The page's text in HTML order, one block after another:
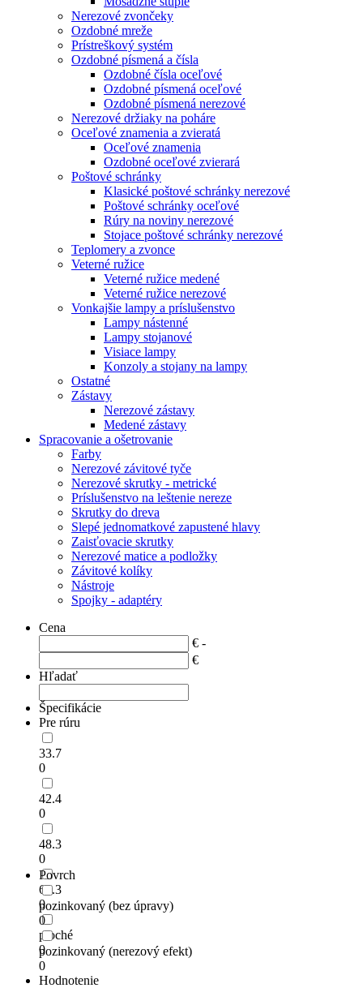
Nerezové zvončeky
Ozdobné mreže
Prístreškový systém
Ozdobné písmená a čísla
Ozdobné čísla oceľové
Ozdobné písmená oceľové
Ozdobné písmená nerezové
Nerezové držiaky na poháre
Oceľové znamenia a zvieratá
Oceľové znamenia
Ozdobné oceľové zvierará
Poštové schránky
Klasické poštové schránky nerezové
Poštové schránky oceľové
Rúry na noviny nerezové
Stojace poštové schránky nerezové
Teplomery a zvonce
Veterné ružice
Veterné ružice medené
Veterné ružice nerezové
Vonkajšie lampy a príslušenstvo
Lampy nástenné
Lampy stojanové
Visiace lampy
Konzoly a stojany na lampy
Ostatné
Zástavy
Nerezové zástavy
Medené zástavy
Spracovanie a ošetrovanie
Farby
Nerezové závitové tyče
Nerezové skrutky - metrické
Príslušenstvo na leštenie nereze
Skrutky do dreva
Slepé jednomatkové zapustené hlavy
Zaisťovacie skrutky
Nerezové matice a podložky
Závitové kolíky
Nástroje
Spojky - adaptéry
Cena
€ -
€
Hľadať
Špecifikácie
Pre rúru
33.7
0
42.4
0
48.3
0
60.3
0
ploché
0
Povrch
pozinkovaný (bez úpravy)
0
pozinkovaný (nerezový efekt)
0
Hodnotenie